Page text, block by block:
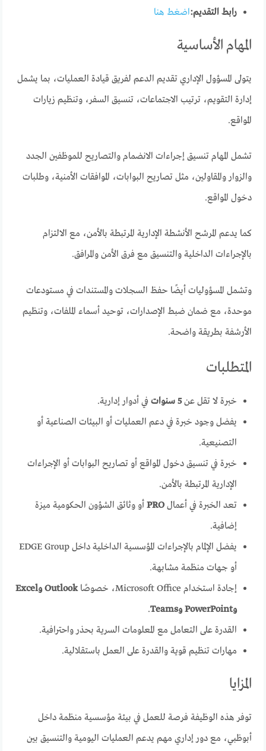
رابط التقديم:اضغط هنا
المهام الأساسية
يتولى المسؤول الإداري تقديم الدعم لفريق قيادة العمليات، بما يشمل
إدارة التقويم، ترتيب الاجتماعات، تنسيق السفر، وتنظيم زيارات
المواقع.
تشمل المهام تنسيق إجراءات الانضمام والتصاريح للموظفين الجدد
والزوار والمقاولين، مثل تصاريح البوابات، الموافقات الأمنية، وطلبات
دخول المواقع.
كما يدعم المرشح الأنشطة الإدارية المرتبطة بالأمن، مع الالتزام
بالإجراءات الداخلية والتنسيق مع فرق الأمن والمرافق.
وتشمل المسؤوليات أيضًا حفظ السجلات والمستندات في مستودعات
موحدة، مع ضمان ضبط الإصدارات، توحيد أسماء الملفات، وتنظيم
الأرشفة بطريقة واضحة.
المتطلبات
خبرة لا تقل عن5 سنوات
في أدوار إدارية.
يفضل وجود خبرة في دعم العمليات أو البيئات الصناعية أو
التصنيعية.
خبرة في تنسيق دخول المواقع أو تصاريح البوابات أو الإجراءات
الإدارية المرتبطة بالأمن.
تعد الخبرة في أعمالPRO أو وثائق الشؤون الحكومية ميزة
إضافية.
يفضل الإلمام بالإجراءات المؤسسية الداخلية داخل EDGE Group
أو جهات منظمة مشابهة.
إجادة استخدام Microsoft Office، خصوصًا
Outlook وExcel
وPowerPoint وTeams
.
القدرة على التعامل مع المعلومات السرية بحذر واحترافية.
مهارات تنظيم قوية والقدرة على العمل باستقلالية.
المزايا
توفر هذه الوظيفة فرصة للعمل في بيئة مؤسسية منظمة داخل
أبوظبي، مع دور إداري مهم يدعم العمليات اليومية والتنسيق بين